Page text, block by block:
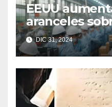
EEUU
aranceles
las obleas y
chinos
DIC 31, 2024